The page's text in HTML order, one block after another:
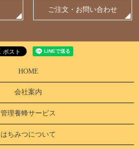
ご注文・お問い合わせ
HOME
会社案内
管理養蜂サービス
はちみつについて